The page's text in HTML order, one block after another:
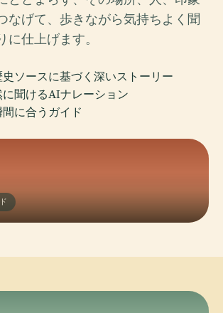
なげて、歩きながら気持ちよく聞
仕上げます。
ソースに基づく深いストーリー
に聞けるAIナレーション
に合うガイド